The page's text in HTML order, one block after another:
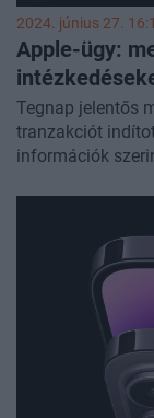
2024. június 27.
Apple-ügy:
Tegnap jelentős
tranzakciót
információk
bizalom
hagyott
visszajár -